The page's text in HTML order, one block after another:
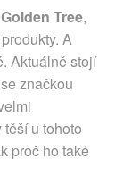
Golden Tree,
A
Aktuálně stojí
značkou
u tohoto
proč ho také